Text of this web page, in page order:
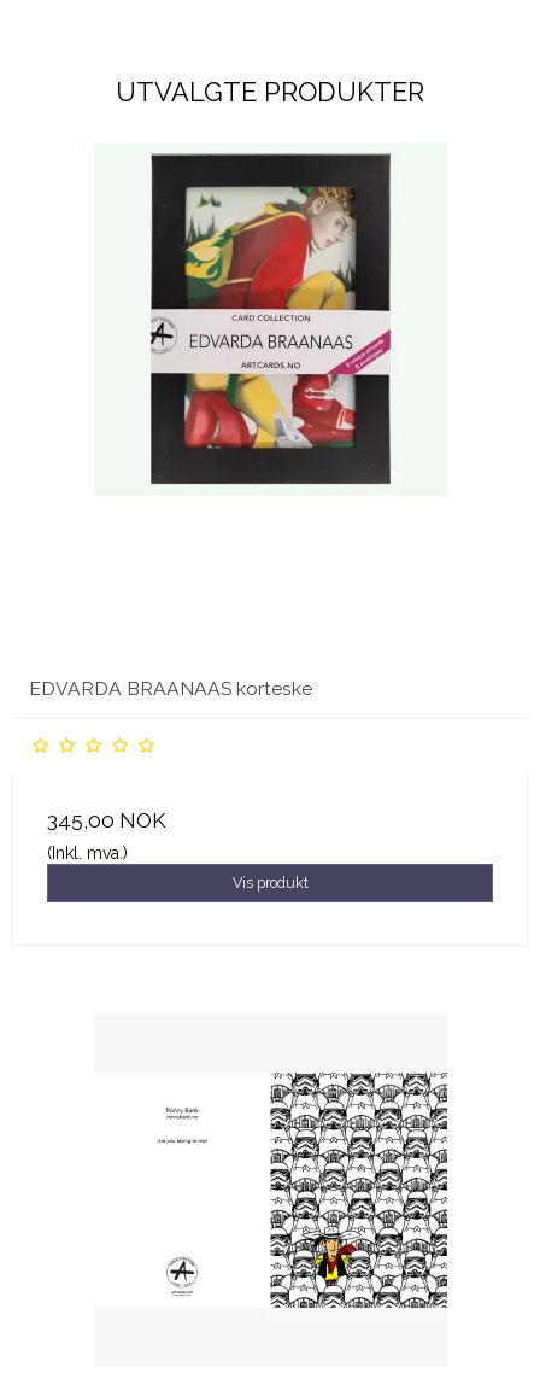
UTVALGTE PRODUKTER
EDVARDA BRAANAAS korteske
345,00 NOK
(Inkl. mva.)
Vis produkt